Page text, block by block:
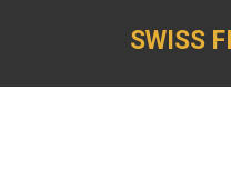
SWISS